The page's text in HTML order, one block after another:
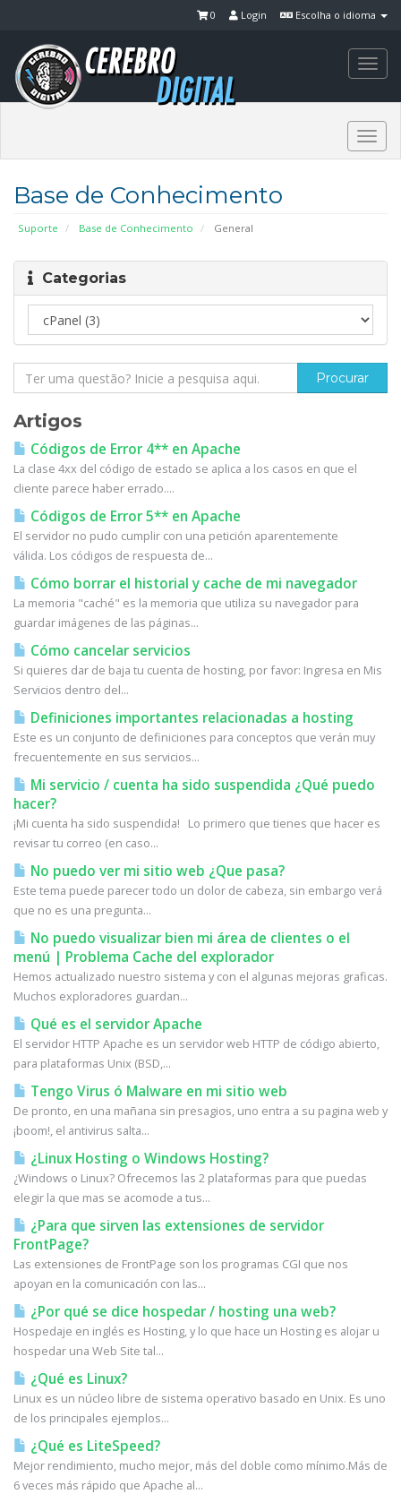
Escolha o idioma
Login
0
Base de Conhecimento
Suporte Base de Conhecimento General
Categorias
Artigos
Códigos de Error 4** en Apache
La clase 4xx del código de estado se aplica a los casos en que el
cliente parece haber errado....
Códigos de Error 5** en Apache
El servidor no pudo cumplir con una petición aparentemente
válida. Los códigos de respuesta de...
Cómo borrar el historial y cache de mi navegador
La memoria "caché" es la memoria que utiliza su navegador para
guardar imágenes de las páginas...
Cómo cancelar servicios
Si quieres dar de baja tu cuenta de hosting, por favor: Ingresa en Mis
Servicios dentro del...
Definiciones importantes relacionadas a hosting
Este es un conjunto de definiciones para conceptos que verán muy
frecuentemente en sus servicios...
Mi servicio / cuenta ha sido suspendida ¿Qué puedo
hacer?
¡Mi cuenta ha sido suspendida! Lo primero que tienes que hacer es
revisar tu correo (en caso...
No puedo ver mi sitio web ¿Que pasa?
Este tema puede parecer todo un dolor de cabeza, sin embargo verá
que no es una pregunta...
No puedo visualizar bien mi área de clientes o el
menú | Problema Cache del explorador
Hemos actualizado nuestro sistema y con el algunas mejoras graficas.
Muchos exploradores guardan...
Qué es el servidor Apache
El servidor HTTP Apache es un servidor web HTTP de código abierto,
para plataformas Unix (BSD,...
Tengo Virus ó Malware en mi sitio web
De pronto, en una mañana sin presagios, uno entra a su pagina web y
¡boom!, el antivirus salta...
¿Linux Hosting o Windows Hosting?
¿Windows o Linux? Ofrecemos las 2 plataformas para que puedas
elegir la que mas se acomode a tus...
¿Para que sirven las extensiones de servidor
FrontPage?
Las extensiones de FrontPage son los programas CGI que nos
apoyan en la comunicación con las...
¿Por qué se dice hospedar / hosting una web?
Hospedaje en inglés es Hosting, y lo que hace un Hosting es alojar u
hospedar una Web Site tal...
¿Qué es Linux?
Linux es un núcleo libre de sistema operativo basado en Unix. Es uno
de los principales ejemplos...
¿Qué es LiteSpeed?
Mejor rendimiento, mucho mejor, más del doble como mínimo.Más de
6 veces más rápido que Apache al...